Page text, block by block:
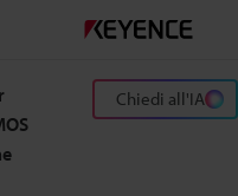
Chiedi all'IA